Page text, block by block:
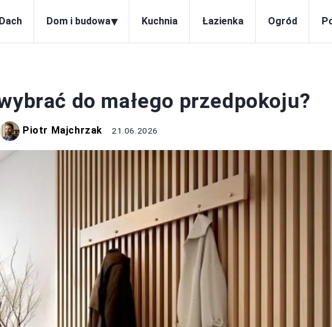
Dach Dom i budowa▾ Kuchnia Łazienka Ogród
do małego przedpokoju?
Piotr Majchrzak 21.06.2026